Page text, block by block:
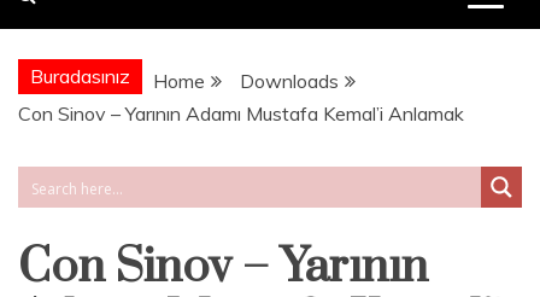
Buradasınız Home
Downloads
Con Sinov – Yarının Adamı Mustafa Kemal’i Anlamak
Con Sinov – Yarının